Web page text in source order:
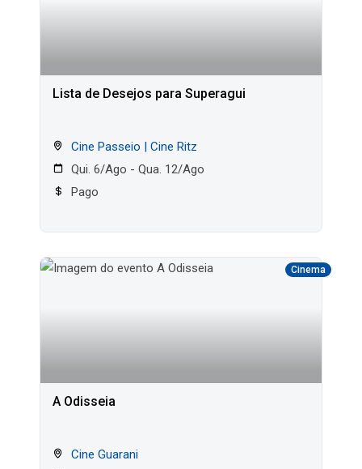
Lista de Desejos para Superagui
Cine Passeio | Cine Ritz
Qui. 6/Ago - Qua. 12/Ago
Pago
Cinema
A Odisseia
Cine Guarani